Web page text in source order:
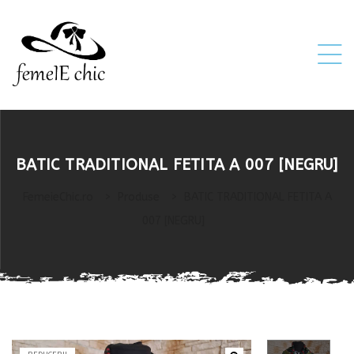
BATIC TRADITIONAL FETITA A 007 [NEGRU]
6XL)